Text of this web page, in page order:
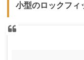
小型のロックフィ